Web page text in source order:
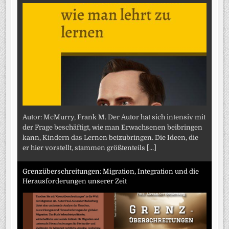
Autor: McMurry, Frank M. Der Autor hat sich intensiv mit
der Frage beschäftigt, wie man Erwachsenen beibringen
kann, Kindern das Lernen beizubringen. Die Ideen, die
er hier vorstellt, stammen größtenteils [...]
Grenzüberschreitungen: Migration, Integration und die
Herausforderungen unserer Zeit